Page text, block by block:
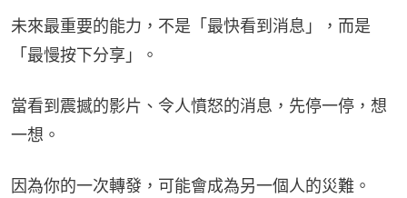
未來最重要的能力，不是「最快看到消息」，而是
「最慢按下分享」。
當看到震撼的影片、令人憤怒的消息，先停一停，想
一想。
因為你的一次轉發，可能會成為另一個人的災難。